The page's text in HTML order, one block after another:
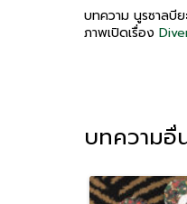
บทความ นูรซาลบีย
ภาพเปิดเรื่อง
บทความอื่